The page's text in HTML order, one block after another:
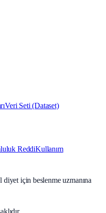
Veri Seti (Dataset)
ReddiKullanım
için beslenme uzmanına